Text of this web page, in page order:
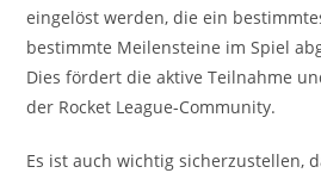
eingelöst werden, die ein
bestimmte Meilensteine im Spiel
Dies fördert die aktive Teilnahme
der Rocket League-Community.
Es ist auch wichtig sicherzustellen,